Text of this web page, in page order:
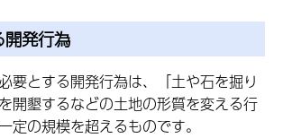
発行為
要とする開発行為は、「土や石を掘り
開墾するなどの土地の形質を変える行
定の規模を超えるものです。